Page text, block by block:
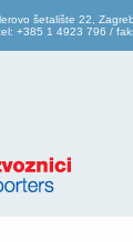
šetalište 22,
+385 1 4923 796 /